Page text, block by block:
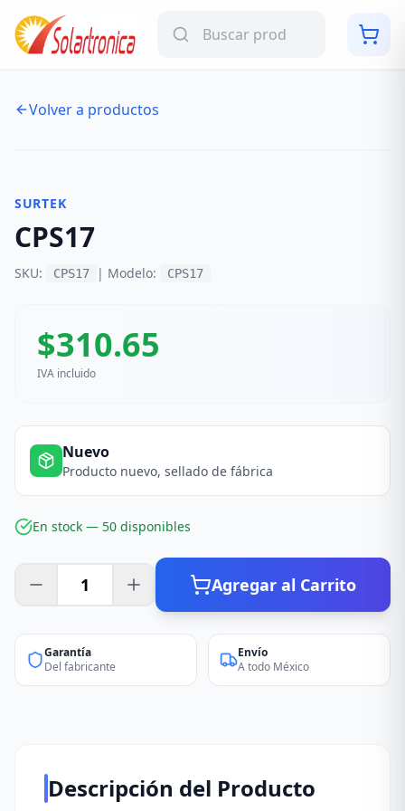
Volver a productos
SURTEK
CPS17
SKU: CPS17 | Modelo: CPS17
$310.65
IVA incluido
Nuevo
Producto nuevo, sellado de fábrica
En stock — 50 disponibles
Agregar al Carrito
Garantía
Del fabricante
Envío
A todo México
Descripción del Producto